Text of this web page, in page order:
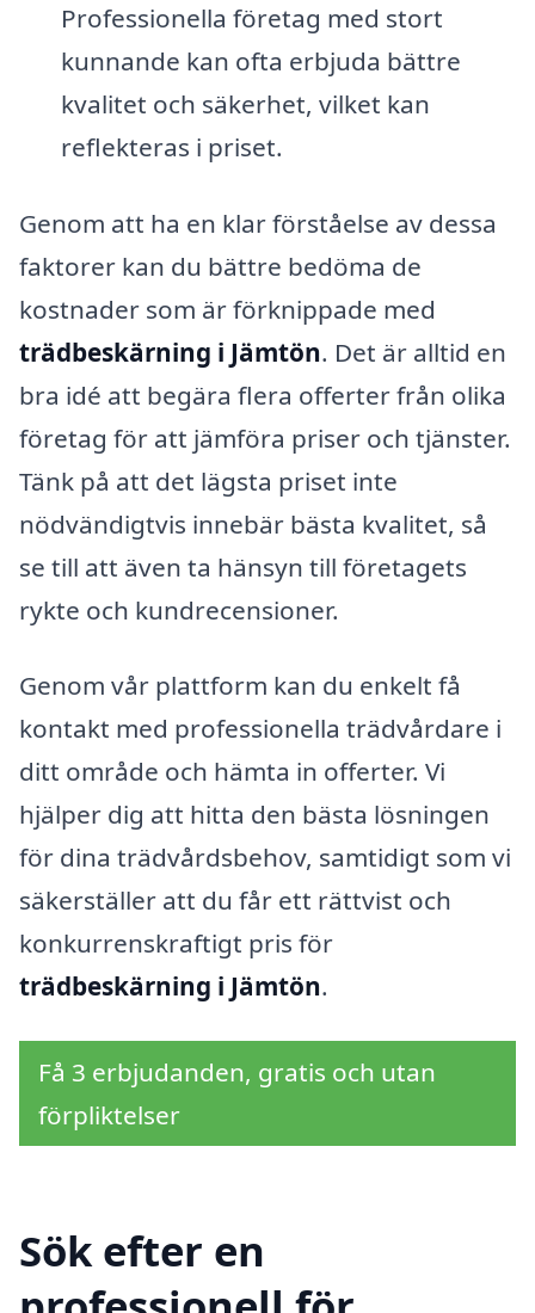
Professionella företag med stort
kunnande kan ofta erbjuda bättre
kvalitet och säkerhet, vilket kan
reflekteras i priset.
Genom att ha en klar förståelse av dessa
faktorer kan du bättre bedöma de
kostnader som är förknippade med
trädbeskärning i Jämtön. Det är alltid en
bra idé att begära flera offerter från olika
företag för att jämföra priser och tjänster.
Tänk på att det lägsta priset inte
nödvändigtvis innebär bästa kvalitet, så
se till att även ta hänsyn till företagets
rykte och kundrecensioner.
Genom vår plattform kan du enkelt få
kontakt med professionella trädvårdare i
ditt område och hämta in offerter. Vi
hjälper dig att hitta den bästa lösningen
för dina trädvårdsbehov, samtidigt som vi
säkerställer att du får ett rättvist och
konkurrenskraftigt pris för
trädbeskärning i Jämtön.
Få 3 erbjudanden, gratis och utan
förpliktelser
Sök efter en